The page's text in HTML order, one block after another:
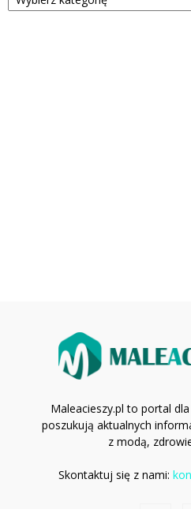
Maleacieszy.pl to portal
poszukują aktualnych
z modą,
Skontaktuj się z nami: